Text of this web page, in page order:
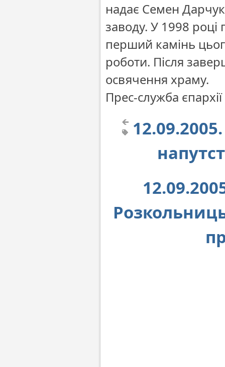
надає Семен
заводу. У 1998
перший камінь
роботи. Після
освячення храму.
Прес-служба єпархії